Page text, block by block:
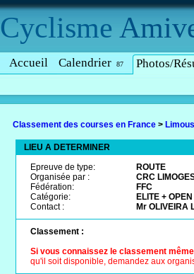
Cyclisme
Accueil Calendrier 87 Photos/
Classement des courses en France >
LIEU A DETERMINER
Epreuve de type:
ROUTE
Organisée par :
CRC
Fédération:
FFC
Catégorie:
ELITE +
Contact :
Mr OLIVEIRA
Classement :
Si vous connaissez le classement
qu'il soit disponible, demandez aux